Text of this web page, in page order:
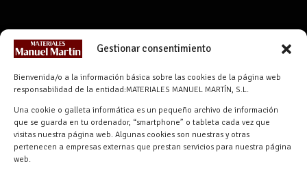
Gestionar consentimiento
Bienvenida/o a la información básica sobre las cookies de la página web
responsabilidad de la entidad:MATERIALES MANUEL MARTÍN, S.L.
Una cookie o galleta informática es un pequeño archivo de información
que se guarda en tu ordenador, “smartphone” o tableta cada vez que
visitas nuestra página web. Algunas cookies son nuestras y otras
pertenecen a empresas externas que prestan servicios para nuestra página
web.
CONTACTO
info@materialesmanuelmartin.com
921 57 52 29
618 59 79 72 (Solo WhatsApp)
Materiales Manuel Martín Ctra.
Turégano-Navas de Oro, 47, 40280
Navalmanzano, Segovia, ESPAÑA